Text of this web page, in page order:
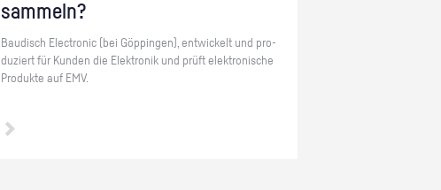
sam­meln?
Bau­disch Elec­tro­nic (bei Göp­pin­gen), ent­wi­ckelt und pro­
du­ziert für Kun­den die Elek­tro­nik und prüft elek­tro­ni­sche
Pro­duk­te auf EMV.